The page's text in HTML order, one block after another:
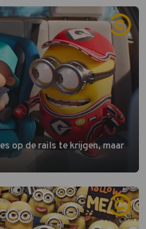
op de rails te krijgen, maar